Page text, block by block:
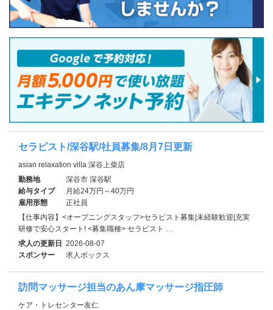
セラピスト/深谷駅/社員募集/8月7日更新
asian relaxation villa 深谷上柴店
勤務地
深谷市 深谷駅
給与タイプ
月給24万円～40万円
雇用形態
正社員
【仕事内容】<オープニングスタッフ>セラピスト募集|未経験歓迎|充実
研修で安心スタート! <募集職種> セラピスト …
求人の更新日 2026-08-07
スポンサー
求人ボックス
訪問マッサージ担当のあん摩マッサージ指圧師
ケア・トレセンター友仁